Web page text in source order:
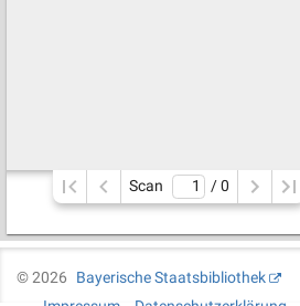
Scan / 0
©2026
Bayerische Staatsbibliothek